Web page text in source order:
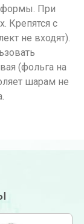
формы. При
Крепятся с
не входят).
(фольга на
шарам не